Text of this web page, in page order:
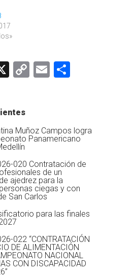
X
CopyEmail
Muñoz Campos logra
Panamericano
020 Contratación de
de un
ajedrez para la
ciegas y con
San Carlos
para las finales
022 “CONTRATACIÓN
DE ALIMENTACIÓN
NACIONAL
CON DISCAPACIDAD